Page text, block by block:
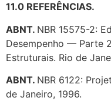
11.0 REFERÊNCIAS.
ABNT. NBR 15575-2:
Desempenho — Parte
Estruturais. Rio de
ABNT. NBR 6122:
de Janeiro, 1996.